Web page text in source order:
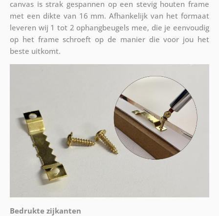
canvas is strak gespannen op een stevig houten frame
met een dikte van 16 mm. Afhankelijk van het formaat
leveren wij 1 tot 2 ophangbeugels mee, die je eenvoudig
op het frame schroeft op de manier die voor jou het
beste uitkomt.
Bedrukte zijkanten